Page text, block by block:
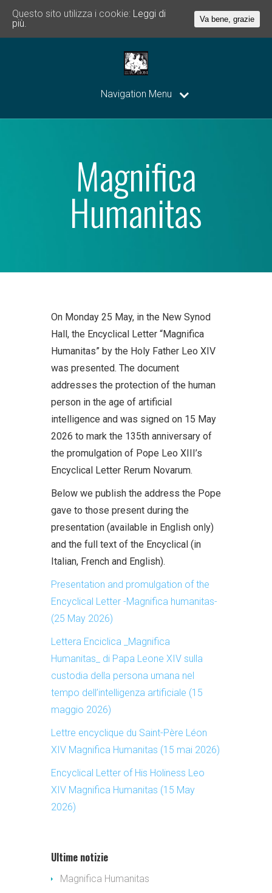
Navigation Menu
Magnifica
Humanitas
On Monday 25 May, in the New Synod
Hall, the Encyclical Letter “Magnifica
Humanitas” by the Holy Father Leo XIV
was presented. The document
addresses the protection of the human
person in the age of artificial
intelligence and was signed on 15 May
2026 to mark the 135th anniversary of
the promulgation of Pope Leo XIII’s
Encyclical Letter Rerum Novarum.
Below we publish the address the Pope
gave to those present during the
presentation (available in English only)
and the full text of the Encyclical (in
Italian, French and English).
Presentation and promulgation of the
Encyclical Letter -Magnifica humanitas-
(25 May 2026)
Lettera Enciclica _Magnifica
Humanitas_ di Papa Leone XIV sulla
custodia della persona umana nel
tempo dell’intelligenza artificiale (15
maggio 2026)
Lettre encyclique du Saint-Père Léon
XIV Magnifica Humanitas (15 mai 2026)
Encyclical Letter of His Holiness Leo
XIV Magnifica Humanitas (15 May
2026)
Ultime notizie
Magnifica Humanitas
Questo sito utilizza i cookie: Leggi di
più.
Va bene, grazie